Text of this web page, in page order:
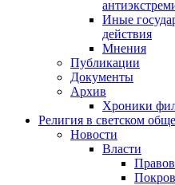
Иные
действия
Мнения
Публикации
Документы
Архив
Хроники
Религия в светском
Новости
Власти